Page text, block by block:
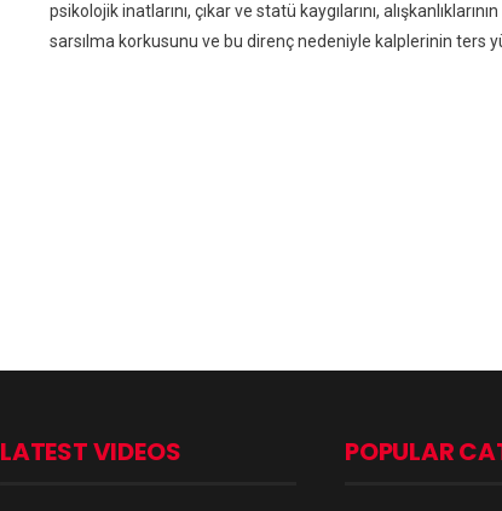
psikolojik inatlarını, çıkar ve statü kaygılarını, alışkanlıklarının
sarsılma korkusunu ve bu direnç nedeniyle kalplerinin ters
LATEST VIDEOS POPULAR